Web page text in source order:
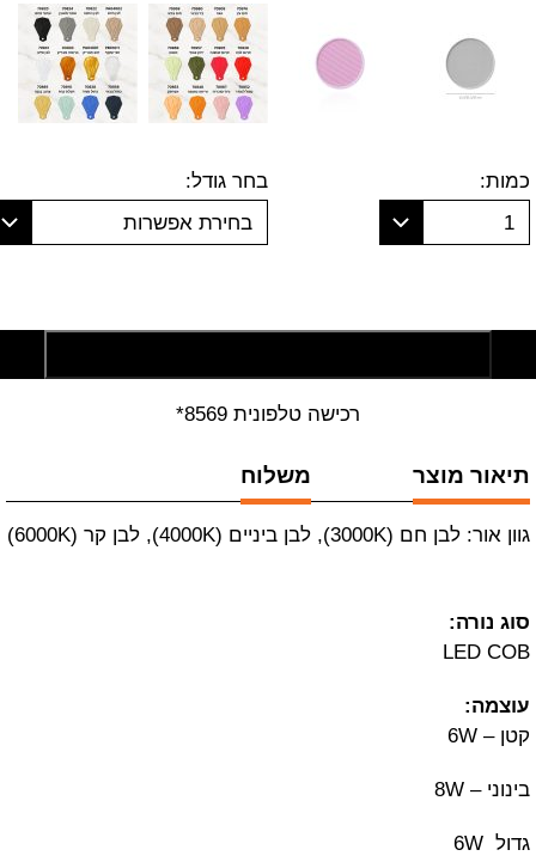
כמות:
1
בחר גודל:
בחירת אפשרות
רכישה טלפונית 8569*
תיאור מוצר משלוח
גוון אור: לבן חם (3000K), לבן ביניים (4000K), לבן קר (6000K)
סוג נורה:
LED COB
עוצמה:
קטן – 6W
בינוני – 8W
גדול 6W